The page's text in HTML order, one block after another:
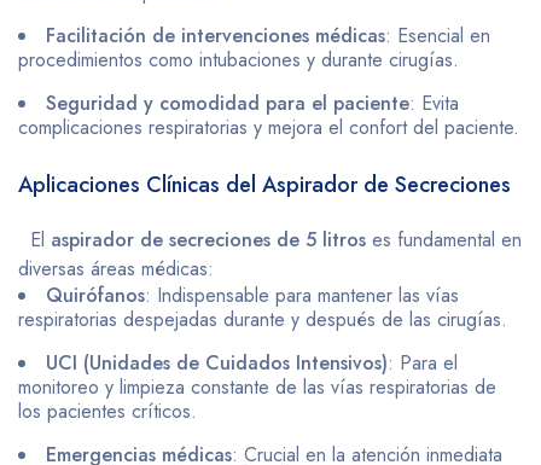
Facilitación de intervenciones médicas: Esencial en
procedimientos como intubaciones y durante cirugías.
Seguridad y comodidad para el paciente: Evita
complicaciones respiratorias y mejora el confort del paciente.
Aplicaciones Clínicas del Aspirador de Secreciones
El aspirador de secreciones de 5 litros es fundamental en
diversas áreas médicas:
Quirófanos: Indispensable para mantener las vías
respiratorias despejadas durante y después de las cirugías.
UCI (Unidades de Cuidados Intensivos): Para el
monitoreo y limpieza constante de las vías respiratorias de
los pacientes críticos.
Emergencias médicas: Crucial en la atención inmediata